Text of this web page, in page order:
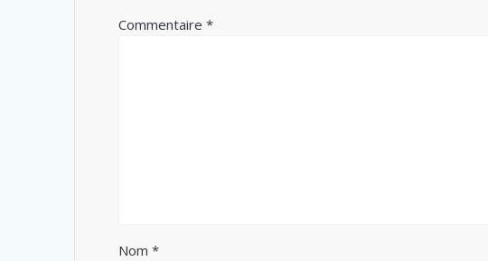
Commentaire*
Nom*